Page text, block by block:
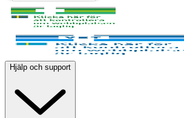
Hjälp och support